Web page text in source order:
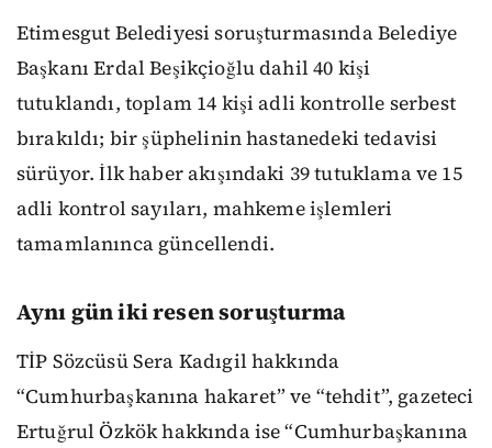
Etimesgut Belediyesi soruşturmasında Belediye
Başkanı Erdal Beşikçioğlu dahil 40 kişi
tutuklandı, toplam 14 kişi adli kontrolle serbest
bırakıldı; bir şüphelinin hastanedeki tedavisi
sürüyor. İlk haber akışındaki 39 tutuklama ve 15
adli kontrol sayıları, mahkeme işlemleri
tamamlanınca güncellendi.
Aynı gün iki resen soruşturma
TİP Sözcüsü Sera Kadıgil hakkında
“Cumhurbaşkanına hakaret” ve “tehdit”, gazeteci
Ertuğrul Özkök hakkında ise “Cumhurbaşkanına